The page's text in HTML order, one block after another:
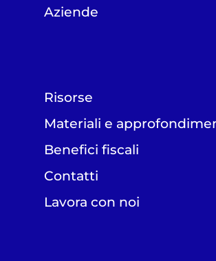
Aziende
Risorse
Materiali e
Benefici fiscali
Contatti
Lavora con noi